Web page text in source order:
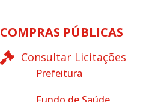
COMPRAS PÚBLICAS
Consultar Licitações
Prefeitura